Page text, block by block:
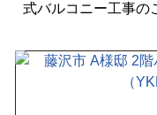
式バルコニー工事の